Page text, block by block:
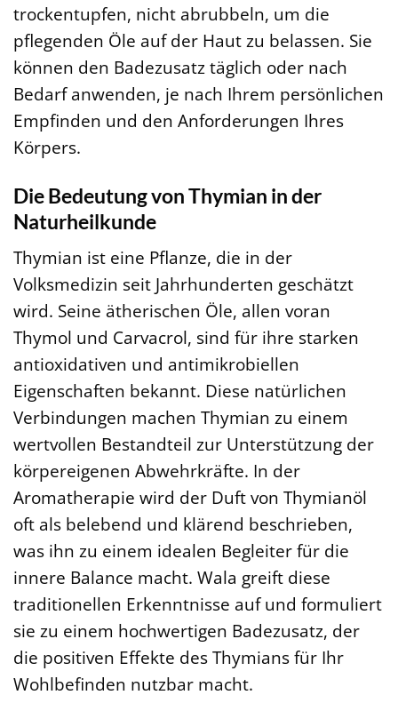
trockentupfen, nicht abrubbeln, um die
pflegenden Öle auf der Haut zu belassen. Sie
können den Badezusatz täglich oder nach
Bedarf anwenden, je nach Ihrem persönlichen
Empfinden und den Anforderungen Ihres
Körpers.
Die Bedeutung von Thymian in der
Naturheilkunde
Thymian ist eine Pflanze, die in der
Volksmedizin seit Jahrhunderten geschätzt
wird. Seine ätherischen Öle, allen voran
Thymol und Carvacrol, sind für ihre starken
antioxidativen und antimikrobiellen
Eigenschaften bekannt. Diese natürlichen
Verbindungen machen Thymian zu einem
wertvollen Bestandteil zur Unterstützung der
körpereigenen Abwehrkräfte. In der
Aromatherapie wird der Duft von Thymianöl
oft als belebend und klärend beschrieben,
was ihn zu einem idealen Begleiter für die
innere Balance macht. Wala greift diese
traditionellen Erkenntnisse auf und formuliert
sie zu einem hochwertigen Badezusatz, der
die positiven Effekte des Thymians für Ihr
Wohlbefinden nutzbar macht.